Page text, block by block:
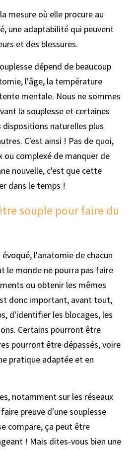
mesure où elle procure au
une adaptabilité qui peuvent
et des blessures.
dépend de beaucoup
l'âge, la température
mentale. Nous ne sommes
la souplesse et certaines
dispositions naturelles plus
C'est ainsi ! Pas de quoi,
ou complexé de manquer de
nouvelle, c'est que cette
dans le temps !
souple pour faire du
l'anatomie de chacun
le monde ne pourra pas faire
ou obtenir les mêmes
donc important, avant tout,
d'identifier les blocages, les
Certains pourront être
pourront être dépassés, voire
pratique adaptée et en
notamment sur les réseaux
preuve d'une souplesse
compare, ça peut être
! Mais dites-vous bien une